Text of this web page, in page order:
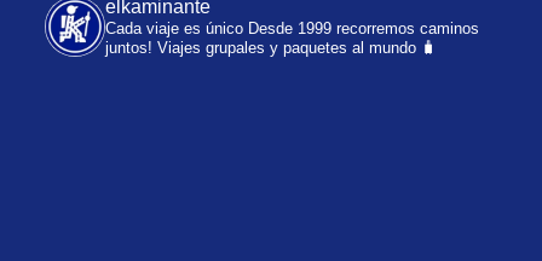
elkaminante
Cada viaje es único Desde 1999 recorremos caminos
juntos! Viajes grupales y paquetes al mundo 🧳